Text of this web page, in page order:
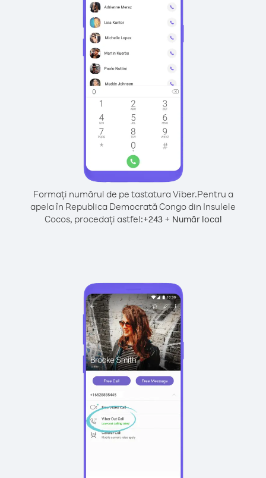
Formați numărul de pe tastatura Viber.Pentru a
apela în Republica Democrată Congo din Insulele
Cocos, procedați astfel:+243+ Număr local